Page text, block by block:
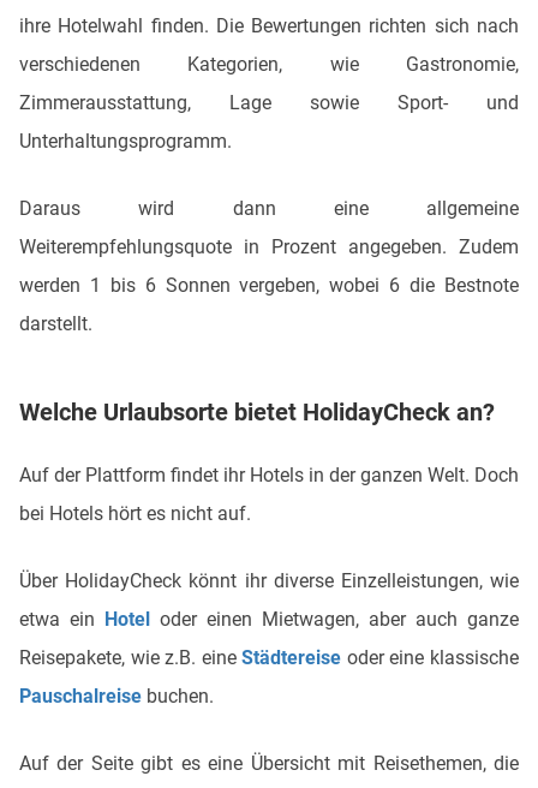
ihre Hotelwahl finden. Die Bewertungen richten sich nach
verschiedenen Kategorien, wie Gastronomie,
Zimmerausstattung, Lage sowie Sport- und
Unterhaltungsprogramm.
Daraus wird dann eine allgemeine
Weiterempfehlungsquote in Prozent angegeben. Zudem
werden 1 bis 6 Sonnen vergeben, wobei 6 die Bestnote
darstellt.
Welche Urlaubsorte bietet HolidayCheck an?
Auf der Plattform findet ihr Hotels in der ganzen Welt. Doch
bei Hotels hört es nicht auf.
Über HolidayCheck könnt ihr diverse Einzelleistungen, wie
etwa ein Hotel oder einen Mietwagen, aber auch ganze
Reisepakete, wie z.B. eineStädtereise oder eine klassische
Pauschalreise buchen.
Auf der Seite gibt es eine Übersicht mit Reisethemen, die